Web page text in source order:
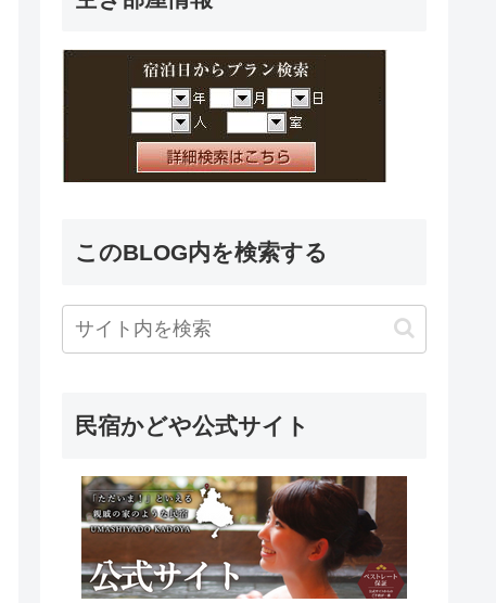
このBLOG内を検索する
民宿かどや公式サイト